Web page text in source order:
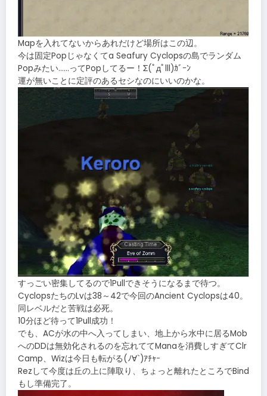
Mapを入れてないからあれだけど場所はこの辺。
今は固定Popじゃなくてa Seafury Cyclopsの島でランダム
Popみたい……ってPopしてるー！Σ(ﾟдﾟlll)ｶﾞｰﾝ
運が無いことに定評のあるセシなのにいいのかな。
すっごい密集してるので1Pullできそうになるまで待つ。
CyclopsたちのLvは38～42で今回のAncient Cyclopsは40。
同レベルだと苦戦は必死。
10分ほど待って1Pull成功！
でも、ACが水の中へ入ってしまい、地上から水中に居るMob
へのDDは無効化されるのを忘れててManaを消費しすぎてClr
Camp、Wizは今日も転がる(ﾉ∀`)ｱﾁｬｰ
Rezして今度は丘の上に陣取り、ちょっと離れたところでBind
もし準備完了。